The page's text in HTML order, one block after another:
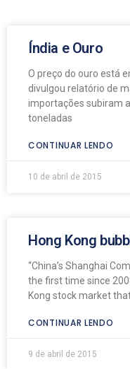
Índia e Ouro
O preço do ouro está
divulgou relatório de
importações subiram
toneladas
CONTINUAR LENDO
10 de abril de 2015
Hong Kong
“China’s Shanghai
the first time since
Kong stock market
CONTINUAR LENDO
9 de abril de 2015